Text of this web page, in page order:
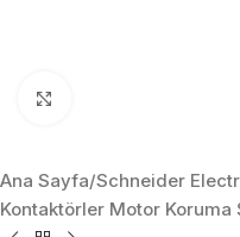
Ana Sayfa/Schneider
Kontaktörler Motor